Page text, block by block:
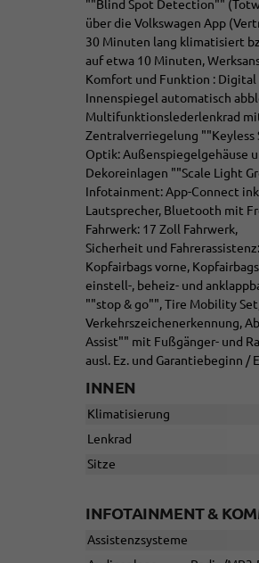
""Blind Spot Detection""
über die Volkswagen App
30 Minuten lang klimatisiert
auf etwa 10 Minuten,
Komfort und Funktion :
Innenspiegel automatisch
Multifunktionslederlenkrad
Zentralverriegelung ""Keyless
Optik: Außenspiegelgehäuse
Dekoreinlagen ""Scale Light
Infotainment: App-Connect
Lautsprecher, Bluetooth mit
Fahrwerk: 17 Zoll Fahrwerk,
Sicherheit und
Kopfairbags vorne,
einstell-, beheiz- und
""stop & go"", Tire Mobility
Verkehrszeichenerkennung,
Assist"" mit Fußgänger- und
ausl. Ez. und Garantiebeginn
INNEN
Klimatisierung
Lenkrad
Sitze
INFOTAINMENT &
Assistenzsysteme